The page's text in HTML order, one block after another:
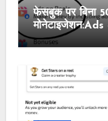
फेसबुक पर बिना